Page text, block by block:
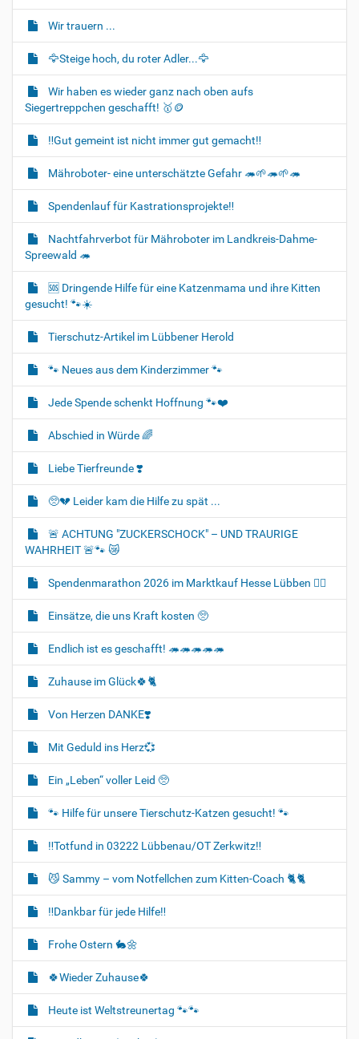
o
n
Wir trauern ...
🦅Steige hoch, du roter Adler...🦅
Wir haben es wieder ganz nach oben aufs
Siegertreppchen geschafft! 🥇🪙
‼️Gut gemeint ist nicht immer gut gemacht‼️
Mähroboter- eine unterschätzte Gefahr 🦔🌱🦔🌱🦔
Spendenlauf für Kastrationsprojekte‼️
Nachtfahrverbot für Mähroboter im Landkreis-Dahme-
Spreewald 🦔
🆘️ Dringende Hilfe für eine Katzenmama und ihre Kitten
gesucht! 🐾☀️
Tierschutz-Artikel im Lübbener Herold
🐾 Neues aus dem Kinderzimmer 🐾
Jede Spende schenkt Hoffnung 🐾❤️
Abschied in Würde 🌈
Liebe Tierfreunde ❣️
🥺💔 Leider kam die Hilfe zu spät ...
🚨 ACHTUNG "ZUCKERSCHOCK" – UND TRAURIGE
WAHRHEIT 🚨🐾 😿
Spendenmarathon 2026 im Marktkauf Hesse Lübben 👍🏻
Einsätze, die uns Kraft kosten 🥺
Endlich ist es geschafft! 🦔🦔🦔🦔🦔
Zuhause im Glück🍀🐈‍
Von Herzen DANKE❣️
Mit Geduld ins Herz💞
Ein „Leben“ voller Leid 🥺
🐾 Hilfe für unsere Tierschutz-Katzen gesucht! 🐾
‼️Totfund in 03222 Lübbenau/OT Zerkwitz‼️
😼 Sammy – vom Notfellchen zum Kitten-Coach 🐈🐈‍
‼️Dankbar für jede Hilfe‼️
Frohe Ostern 🐇🌼
🍀Wieder Zuhause🍀
Heute ist Weltstreunertag 🐾🐾